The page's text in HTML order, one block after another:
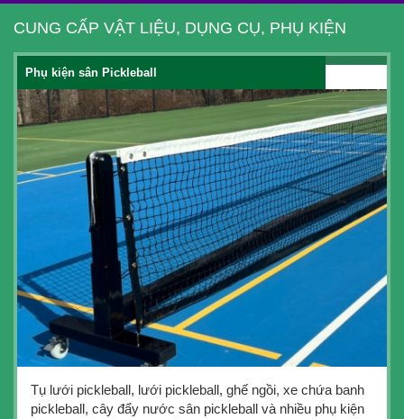
CUNG CẤP VẬT LIỆU, DỤNG CỤ, PHỤ KIỆN
Phụ kiện sân Pickleball
Tụ lưới pickleball, lưới pickleball, ghế ngồi, xe chứa banh
pickleball, cây đẩy nước sân pickleball và nhiều phụ kiện